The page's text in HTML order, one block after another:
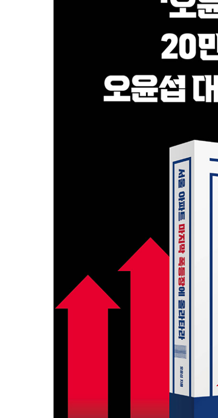
[오윤섭의 인사이트] 폭등장에서 추격매수하려는
2019년 9월 가격대로 떨어진 강남 언제 반등할까?
코로나19 공포에도 왜 최고가로 매수하는 걸까?
[오윤섭의 인사이트] 경제위기설로 투자기회를 놓
정부의 규제책은 어떻게 아파트 신계급 사회를 앞
[오윤섭의 인사이트] 인서울이 아니라 인도심이다
주택시장 슈퍼사이클에서의 역발상 투자
상승장 후반기 최대 수익을 원하는 투자자에게
[오윤섭의 인사이트] 큰 자본차익을 실현한 사람들
상승장에서 자산 구매력이 떨어진 사람들의 특징
3기 신도시 사전 청약으로 3040 패닉바잉이 진정될
수도권 vs. 지방 주택시장 누가 먼저 하락할까?
유주택자는 주택시장 리스크에 어떻게 대응해야
부동산 가치투자자를 위한 코로나19 팬데믹 대응
[오윤섭의 인사이트] 마음 편한 투자를 하고 싶다면
코로나19 팬데믹에 차분한 시장참여자 vs. 초조한
[오윤섭의 인사이트] 애널리스트의 말을 믿지 마라
비규제지역 분양권시장 광풍을 어떻게 볼 것인가?
고분양가 또는 저분양가에 시장은 어떻게 반응했나
조정대상지역으로 수도권 상승장과 하락장 예측하
10·1대책 이후 유통물량 급감과 대폭등 가능성
입지와 신축 vs. 구축 가격 차이에 대한 고찰
분양가상한제는 조합원 땅값을 후려치는 정책인가?
수도권 아파트 전세물량이 갈수록 귀해지는 이유
PART 4 폭등장에서도 흔들리지 않는 투자 인사이